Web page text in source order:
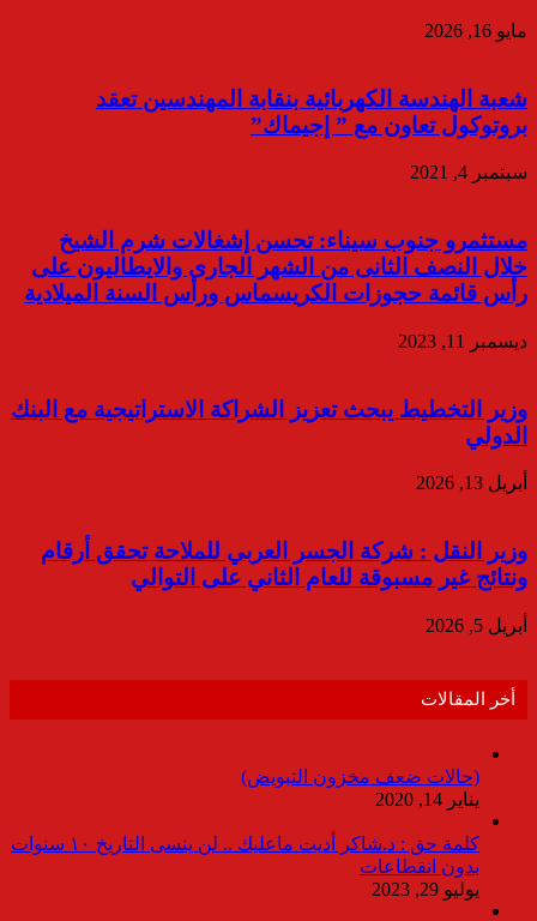
مايو 16, 2026
شعبة الهندسة الكهربائية بنقابة المهندسين تعقد
بروتوكول تعاون مع ” إجيماك”
سبتمبر 4, 2021
مستثمرو جنوب سيناء: تحسن إشغالات شرم الشيخ
خلال النصف الثانى من الشهر الجارى والايطاليون على
رأس قائمة حجوزات الكريسماس ورأس السنة الميلادية
ديسمبر 11, 2023
وزير التخطيط يبحث تعزيز الشراكة الاستراتيجية مع البنك
الدولي
أبريل 13, 2026
وزير النقل : شركة الجسر العربي للملاحة تحقق أرقام
ونتائج غير مسبوقة للعام الثاني على التوالي
أبريل 5, 2026
أخر المقالات
(حالات ضعف مخزون التبويض)
يناير 14, 2020
كلمة حق : د.شاكر أديت ماعليك .. لن ينسى التاريخ ١٠ سنوات
بدون انقطاعات
يوليو 29, 2023